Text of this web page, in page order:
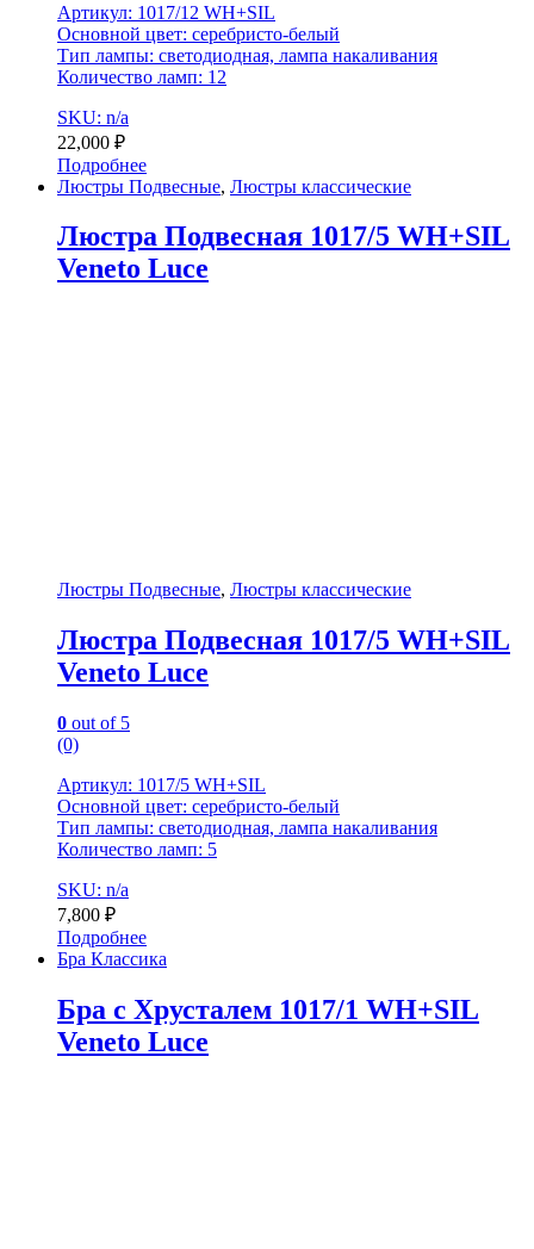
Артикул: 1017/12 WH+SIL
Основной цвет: серебристо-белый
Тип лампы: светодиодная, лампа накаливания
Количество ламп: 12
SKU: n/a
22,000 ₽
Подробнее
Люстры Подвесные, Люстры классические
Люстра Подвесная 1017/5 WH+SIL
Veneto Luce
Люстры Подвесные, Люстры классические
Люстра Подвесная 1017/5 WH+SIL
Veneto Luce
0 out of 5
(0)
Артикул: 1017/5 WH+SIL
Основной цвет: серебристо-белый
Тип лампы: светодиодная, лампа накаливания
Количество ламп: 5
SKU: n/a
7,800 ₽
Подробнее
Бра Классика
Бра с Хрусталем 1017/1 WH+SIL
Veneto Luce